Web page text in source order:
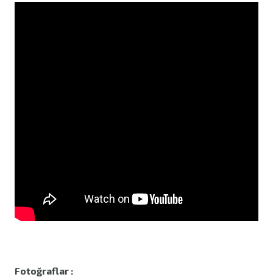
Fotoğraflar :